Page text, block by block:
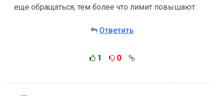
еще обращаться, тем более что лимит повышают
Ответить
1 0